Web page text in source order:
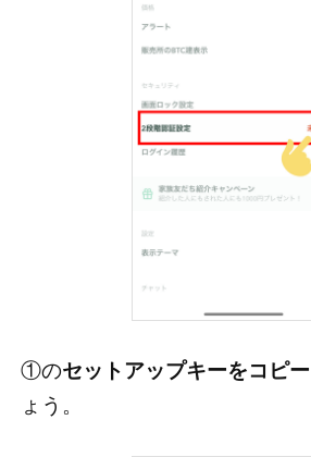
①のセットアップキーをコピー
ょう。